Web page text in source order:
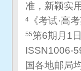
准，新颖实
《考试·高
4
第6期
5 月1
5
ISSN1006-
国各地邮局